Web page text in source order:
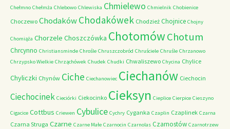
Chełmno Chełmża Chlebowo Chlewiska Chmielewo Chmielnik Chobienice
Choczewo ChodakówChodakówek Chodzież Chojnice Chojny
Chomiąża Chorzele Choszczówka ChotomówChotum
Chrcynno Christiansminde Chrośle Chruszczobród Chruściele Chruśle Chrzanowo
Chrzypsko Wielkie Chrząchówek Chudek Chudki Chwaliszewo Chycina Chylice
Chyliczki Chynów Ciche Ciechanowiec Ciechanów Ciechocin
Ciechocinek Cieciórki Ciekocinko Cieksyn Cieplice Cierpice Cieszyno
Cigacice Cottbus Criewen Cybulice Cychry Cyganka Czaplin Czaplinek Czarna
Czarna Struga Czarne Czarne Małe Czarnocin Czarnolas Czarnostów Czarnotrzew